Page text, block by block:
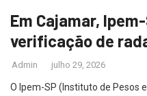
Em Cajamar,
verificação de
Admin julho 29, 2026
O Ipem-SP (Instituto de Pesos